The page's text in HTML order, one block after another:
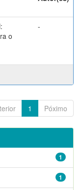
o
-
1 Póximo
1
1